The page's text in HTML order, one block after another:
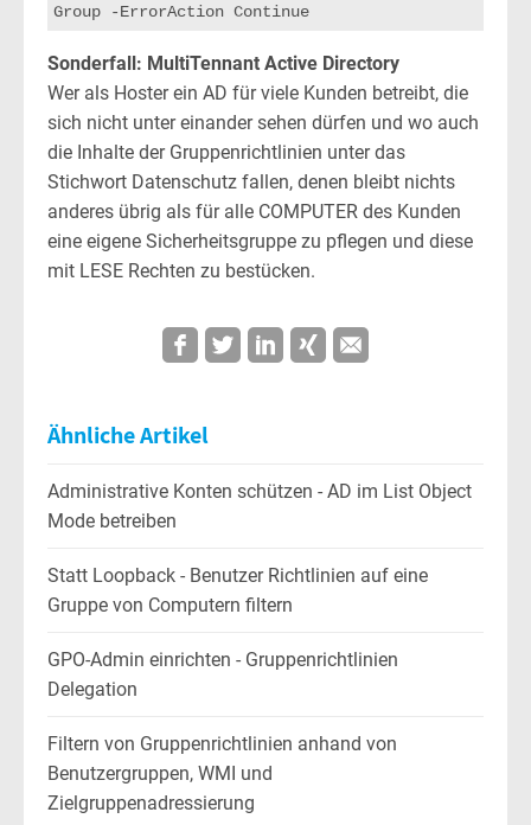
Group -ErrorAction Continue
Sonderfall: MultiTennant Active Directory
Wer als Hoster ein AD für viele Kunden betreibt, die
sich nicht unter einander sehen dürfen und wo auch
die Inhalte der Gruppenrichtlinien unter das
Stichwort Datenschutz fallen, denen bleibt nichts
anderes übrig als für alle COMPUTER des Kunden
eine eigene Sicherheitsgruppe zu pflegen und diese
mit LESE Rechten zu bestücken.
Ähnliche Artikel
Administrative Konten schützen - AD im List Object
Mode betreiben
Statt Loopback - Benutzer Richtlinien auf eine
Gruppe von Computern filtern
GPO-Admin einrichten - Gruppenrichtlinien
Delegation
Filtern von Gruppenrichtlinien anhand von
Benutzergruppen, WMI und
Zielgruppenadressierung